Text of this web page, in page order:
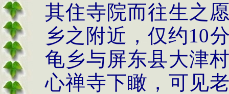
其住寺院而往生之
乡之附近，仅约10
龟乡与屏东县大津
心禅寺下瞰，可见